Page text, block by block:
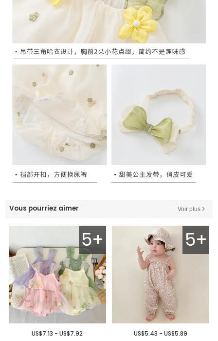
Vous pourriez aimer Voir plus
5+
US$7.13 - US$7.92
5+
US$5.43 - US$5.89